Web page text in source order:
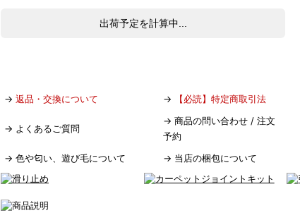
出荷予定を計算中...
→ 返品・交換について → 【必読】特定商取引法
→ よくあるご質問
→ 商品の問い合わせ / 注文
予約
→ 色や匂い、遊び毛について → 当店の梱包について